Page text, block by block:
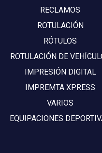
RECLAMOS
ROTULACIÓN
RÓTULOS
ROTULACIÓN DE
IMPRESIÓN DIGITAL
IMPREMTA XPRESS
VARIOS
EQUIPACIONES